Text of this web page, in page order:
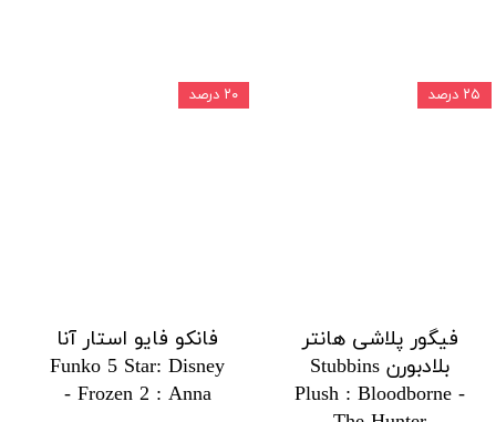
فیگور پلاشی هانتر
بلادبورن Stubbins
Plush : Bloodborne -
۲۵ درصد
فانکو فایو استار آنا
Funko 5 Star: Disney
- Frozen 2 : Anna
۲۰ درصد